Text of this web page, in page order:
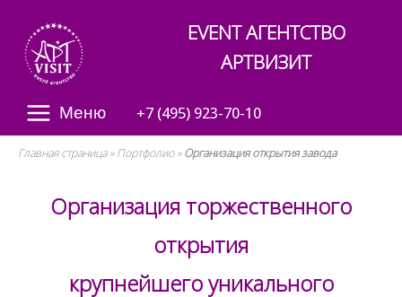
content
Home
EVENT АГЕНТСТВО
АРТВИЗИТ
Меню Menu+7 (495) 923-70-10
Главная страница»Портфолио»Организация открытия завода
Организация торжественного
открытия
крупнейшего уникального